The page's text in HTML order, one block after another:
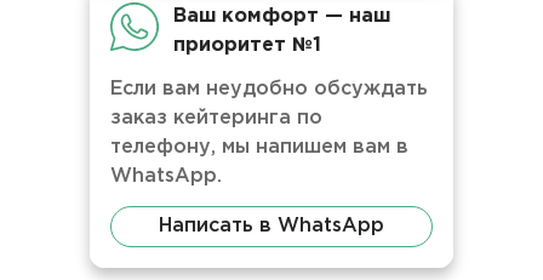
Ваш комфорт — наш
приоритет №1
Если вам неудобно обсуждать
заказ кейтеринга по
телефону, мы напишем вам в
WhatsApp.
Написать в WhatsApp